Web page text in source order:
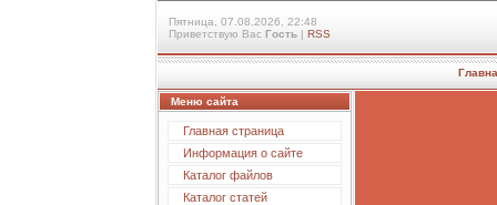
Пятница, 07.08.2026, 22:48
Приветствую Вас Гость | RSS
Меню сайта
Главная страница
Информация о сайте
Каталог файлов
Каталог статей